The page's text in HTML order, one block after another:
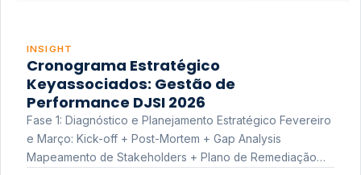
INSIGHT
Cronograma Estratégico
Keyassociados: Gestão de
Performance DJSI 2026
Fase 1: Diagnóstico e Planejamento Estratégico Fevereiro
e Março: Kick-off + Post-Mortem + Gap Analysis
Mapeamento de Stakeholders + Plano de Remediação